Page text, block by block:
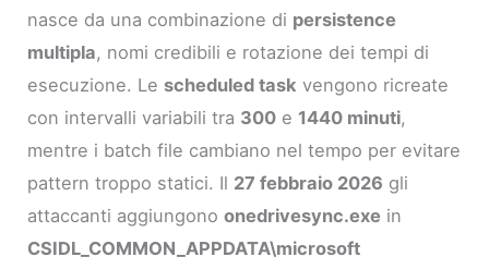
nasce da una combinazione di persistence
multipla, nomi credibili e rotazione dei tempi di
esecuzione. Le scheduled task vengono ricreate
con intervalli variabili tra 300 e 1440 minuti,
mentre i batch file cambiano nel tempo per evitare
pattern troppo statici. Il 27 febbraio 2026 gli
attaccanti aggiungonoonedrivesync.exe in
CSIDL_COMMON_APPDATA\microsoft